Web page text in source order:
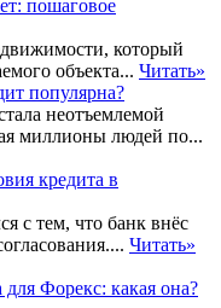
который
объекта... Читать»
неотъемлемой
миллионы людей по...
с тем, что банк внёс
Читать»
для Форекс: какая она?